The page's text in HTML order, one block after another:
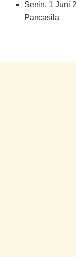
Senin, 1 Juni
Pancasila